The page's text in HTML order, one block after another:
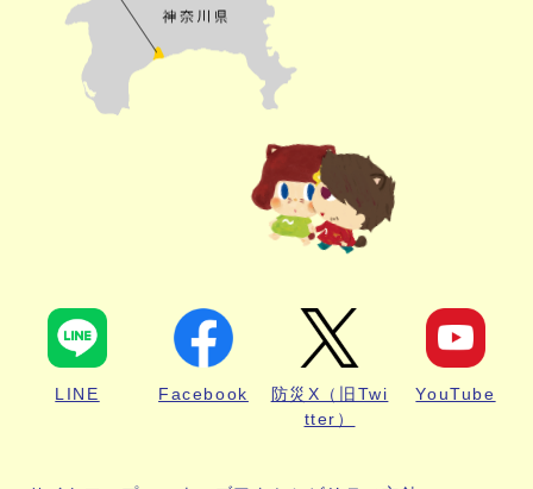
LINE Facebook
防災X（旧Twi
tter）
YouTube